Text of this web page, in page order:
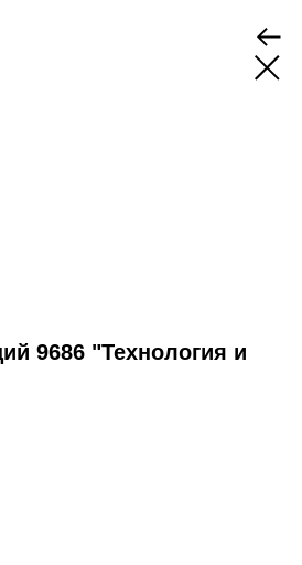
9686 "Технология и